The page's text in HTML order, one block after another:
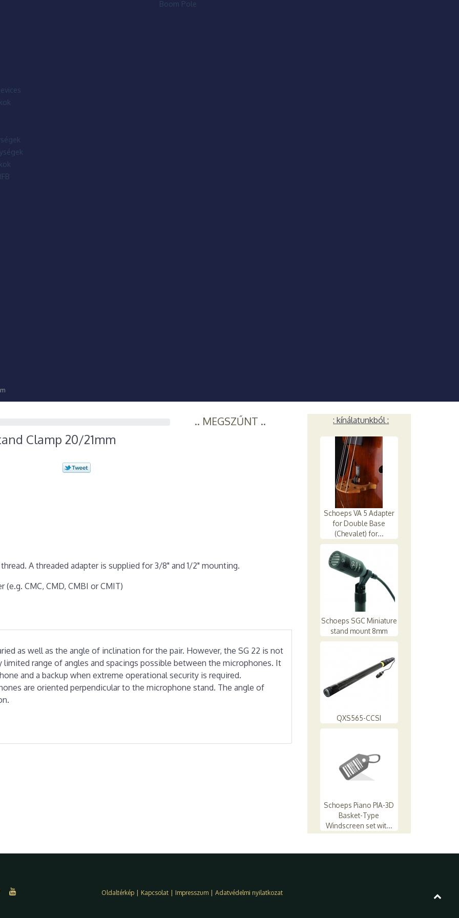
Boom Pole
.. MEGSZŰNT ..
Clamp 20/21mm
A threaded adapter is supplied for 3/8" and 1/2" mounting.
CMC, CMD, CMBI or CMIT)
as well as the angle of inclination for the pair. However, the SG 22 is not
range of angles and spacings possible between the microphones. It
and a backup when extreme operational security is required.
are oriented perpendicular to the microphone stand. The angle of
: kínálatunkból :
Schoeps VA 5 Adapter
for Double Base
(Chevalet) for...
Schoeps SGC Miniature
stand mount 8mm
QXS565-CCSI
Schoeps Piano PIA-3D
Basket-Type
Windscreen set wit...
Oldaltérkép Kapcsolat Impresszum Adatvédelmi nyilatkozat